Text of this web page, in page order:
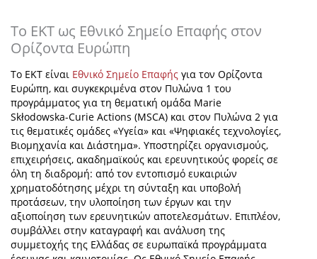
Το ΕΚΤ ως Εθνικό Σημείο Επαφής στον
Ορίζοντα Ευρώπη
Το ΕΚΤ είναι Εθνικό Σημείο Επαφής για τον Ορίζοντα
Ευρώπη, και συγκεκριμένα στον Πυλώνα 1 του
προγράμματος για τη θεματική ομάδα Marie
Skłodowska-Curie Actions (MSCA) και στον Πυλώνα 2 για
τις θεματικές ομάδες «Υγεία» και «Ψηφιακές τεχνολογίες,
Βιομηχανία και Διάστημα». Υποστηρίζει οργανισμούς,
επιχειρήσεις, ακαδημαϊκούς και ερευνητικούς φορείς σε
όλη τη διαδρομή: από τον εντοπισμό ευκαιριών
χρηματοδότησης μέχρι τη σύνταξη και υποβολή
προτάσεων, την υλοποίηση των έργων και την
αξιοποίηση των ερευνητικών αποτελεσμάτων. Επιπλέον,
συμβάλλει στην καταγραφή και ανάλυση της
συμμετοχής της Ελλάδας σε ευρωπαϊκά προγράμματα